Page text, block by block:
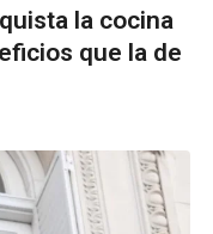
la cocina
que la de